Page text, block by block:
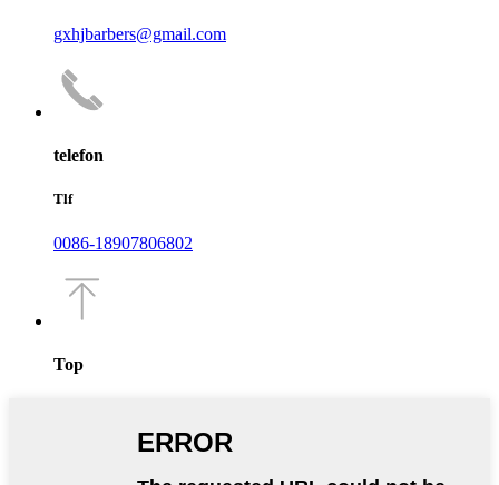
gxhjbarbers@gmail.com
telefon
Tlf
0086-18907806802
Top